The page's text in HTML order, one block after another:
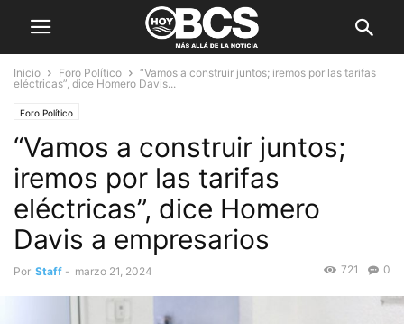
Inicio Foro Político
“Vamos a construir juntos; iremos por las tarifas
eléctricas”, dice Homero Davis...
Foro Político
“Vamos a construir juntos;
iremos por las tarifas
eléctricas”, dice Homero
Davis a empresarios
Por Staff - marzo 21, 2024 0
721